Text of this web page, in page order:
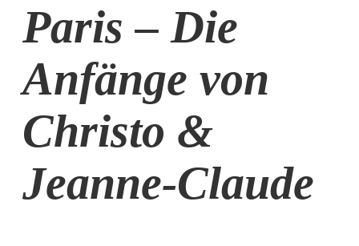
Paris – Die
Anfänge von
Christo &
Jeanne-Claude